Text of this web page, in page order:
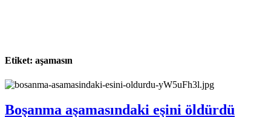
Etiket: aşamasın
Boşanma aşamasındaki eşini öldürdü